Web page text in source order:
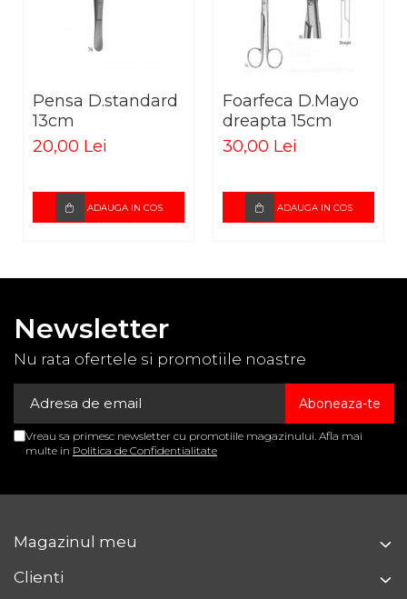
Pensa D.standard
13cm
20,00 Lei
ADAUGA IN COS
Foarfeca D.Mayo
dreapta 15cm
30,00 Lei
ADAUGA IN COS
Newsletter
Nu rata ofertele si promotiile noastre
Vreau sa primesc newsletter cu promotiile magazinului. Afla mai
multe in Politica de Confidentialitate
Magazinul meu
Clienti